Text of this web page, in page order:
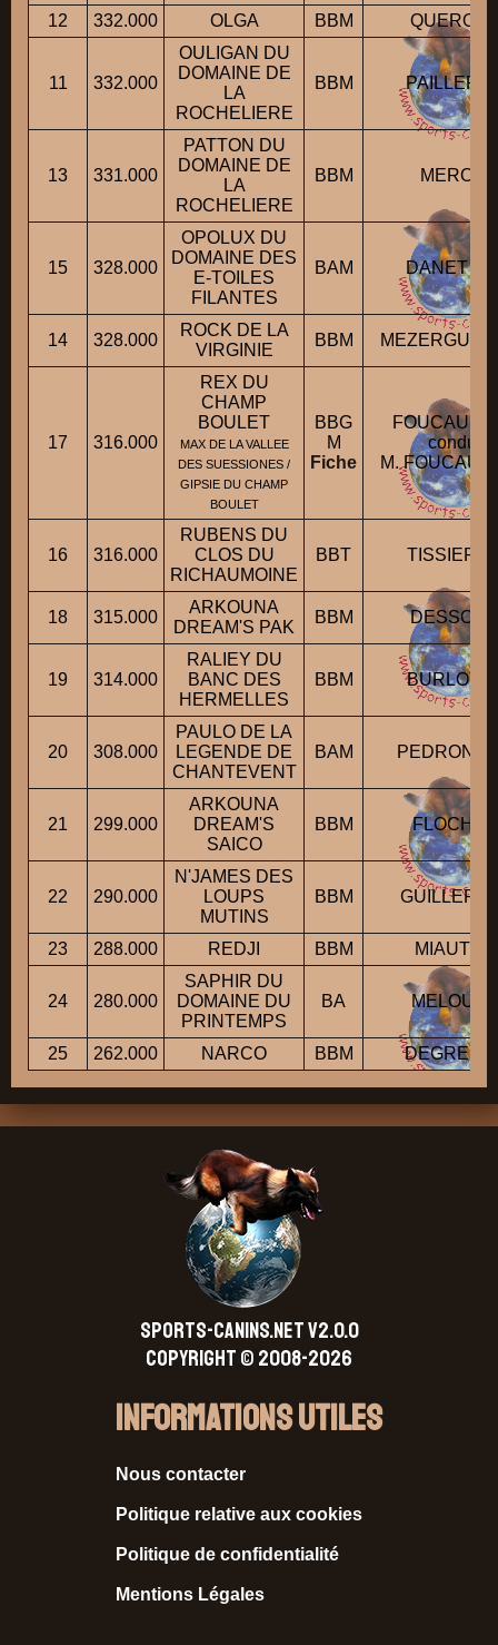
12
332.000 OLGA BBM QUERO
11 332.000
OULIGAN DU
DOMAINE DE
LA
ROCHELIERE
BBM PAILLER
13 331.000
PATTON DU
DOMAINE DE
LA
ROCHELIERE
BBM MERON
15 328.000
OPOLUX DU
DOMAINE DES
E-TOILES
FILANTES
BAM DANET
14 328.000
ROCK DE LA
VIRGINIE
BBM MEZERGUE
17 316.000
REX DU
CHAMP
BOULET
MAX DE LA VALLEE
DES SUESSIONES /
GIPSIE DU CHAMP
BOULET
BBG
M
Fiche
FOUCAULT
conduit
M.
16 316.000
RUBENS DU
CLOS DU
RICHAUMOINE
BBT TISSIER
18 315.000
ARKOUNA
DREAM'S PAK
BBM DESSON
19 314.000
RALIEY DU
BANC DES
HERMELLES
BBM BURLOT
20 308.000
PAULO DE LA
LEGENDE DE
CHANTEVENT
BAM PEDRONO
21 299.000
ARKOUNA
DREAM'S
SAICO
BBM FLOCH
22 290.000
N'JAMES DES
LOUPS
MUTINS
BBM GUILLERM
23 288.000 REDJI BBM MIAUT
24 280.000
SAPHIR DU
DOMAINE DU
PRINTEMPS
BA MELOU
25 262.000 NARCO BBM DEGRE
SPORTS-CANINS.NET V2.0.0
Copyright © 2008-2026
Informations Utiles
Nous contacter
Politique relative aux cookies
Politique de confidentialité
Mentions Légales